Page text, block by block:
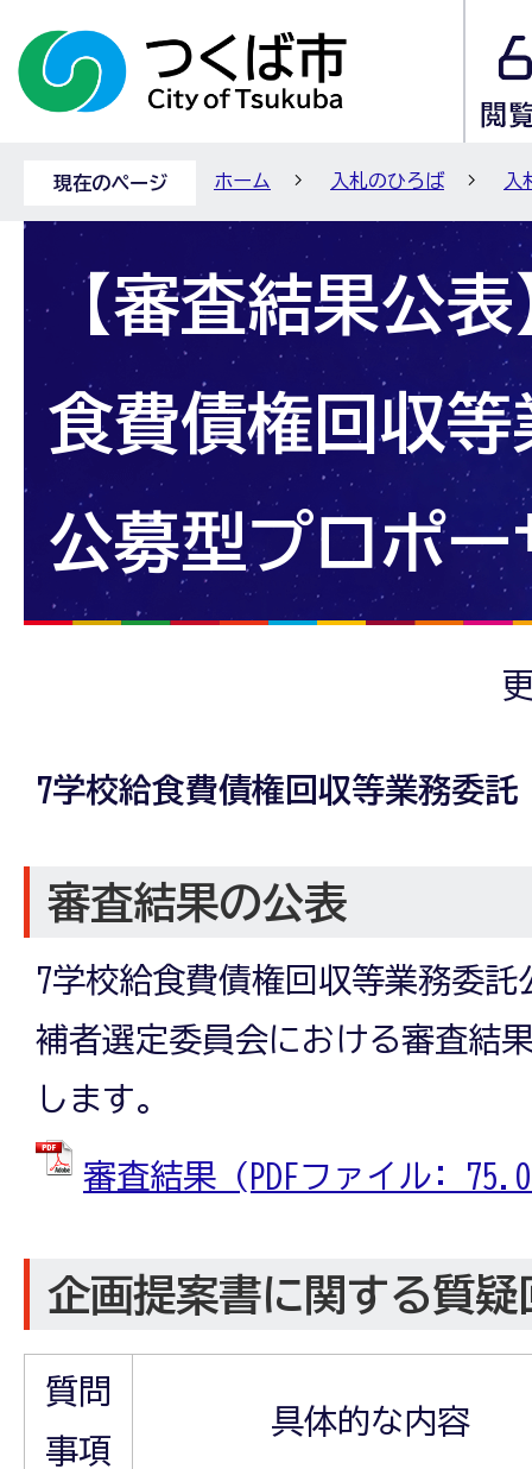
現在のページ ホーム 入札のひろば 入
【審査結果公表
食費債権回収
公募型プロポー
7学校給食費債権回収等業務委託
審査結果の公表
7学校給食費債権回収等業務委
補者選定委員会における審査結
します。
審査結果 (PDFファイル:
企画提案書に関する質疑
質問
事項
具体的な内容